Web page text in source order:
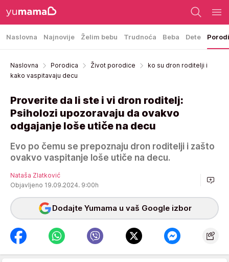
Naslovna Najnovije Želim bebu Trudnoća Beba Dete
Naslovna Porodica Život porodice
ko su dron roditelji i
kako vaspitavaju decu
Proverite da li ste i vi dron roditelj:
Psiholozi upozoravaju da ovakvo
odgajanje loše utiče na decu
Evo po čemu se prepoznaju dron roditelji i zašto
ovakvo vaspitanje loše utiče na decu.
Nataša Zlatković
Objavljeno 19.09.2024. 9:00h
Dodajte Yumama u vaš Google izbor